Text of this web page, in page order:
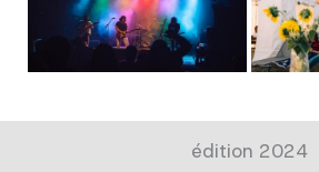
édition 2024